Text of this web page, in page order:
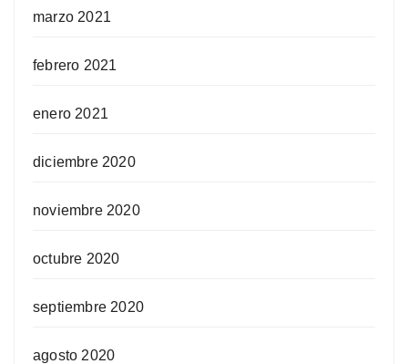
marzo 2021
febrero 2021
enero 2021
diciembre 2020
noviembre 2020
octubre 2020
septiembre 2020
agosto 2020